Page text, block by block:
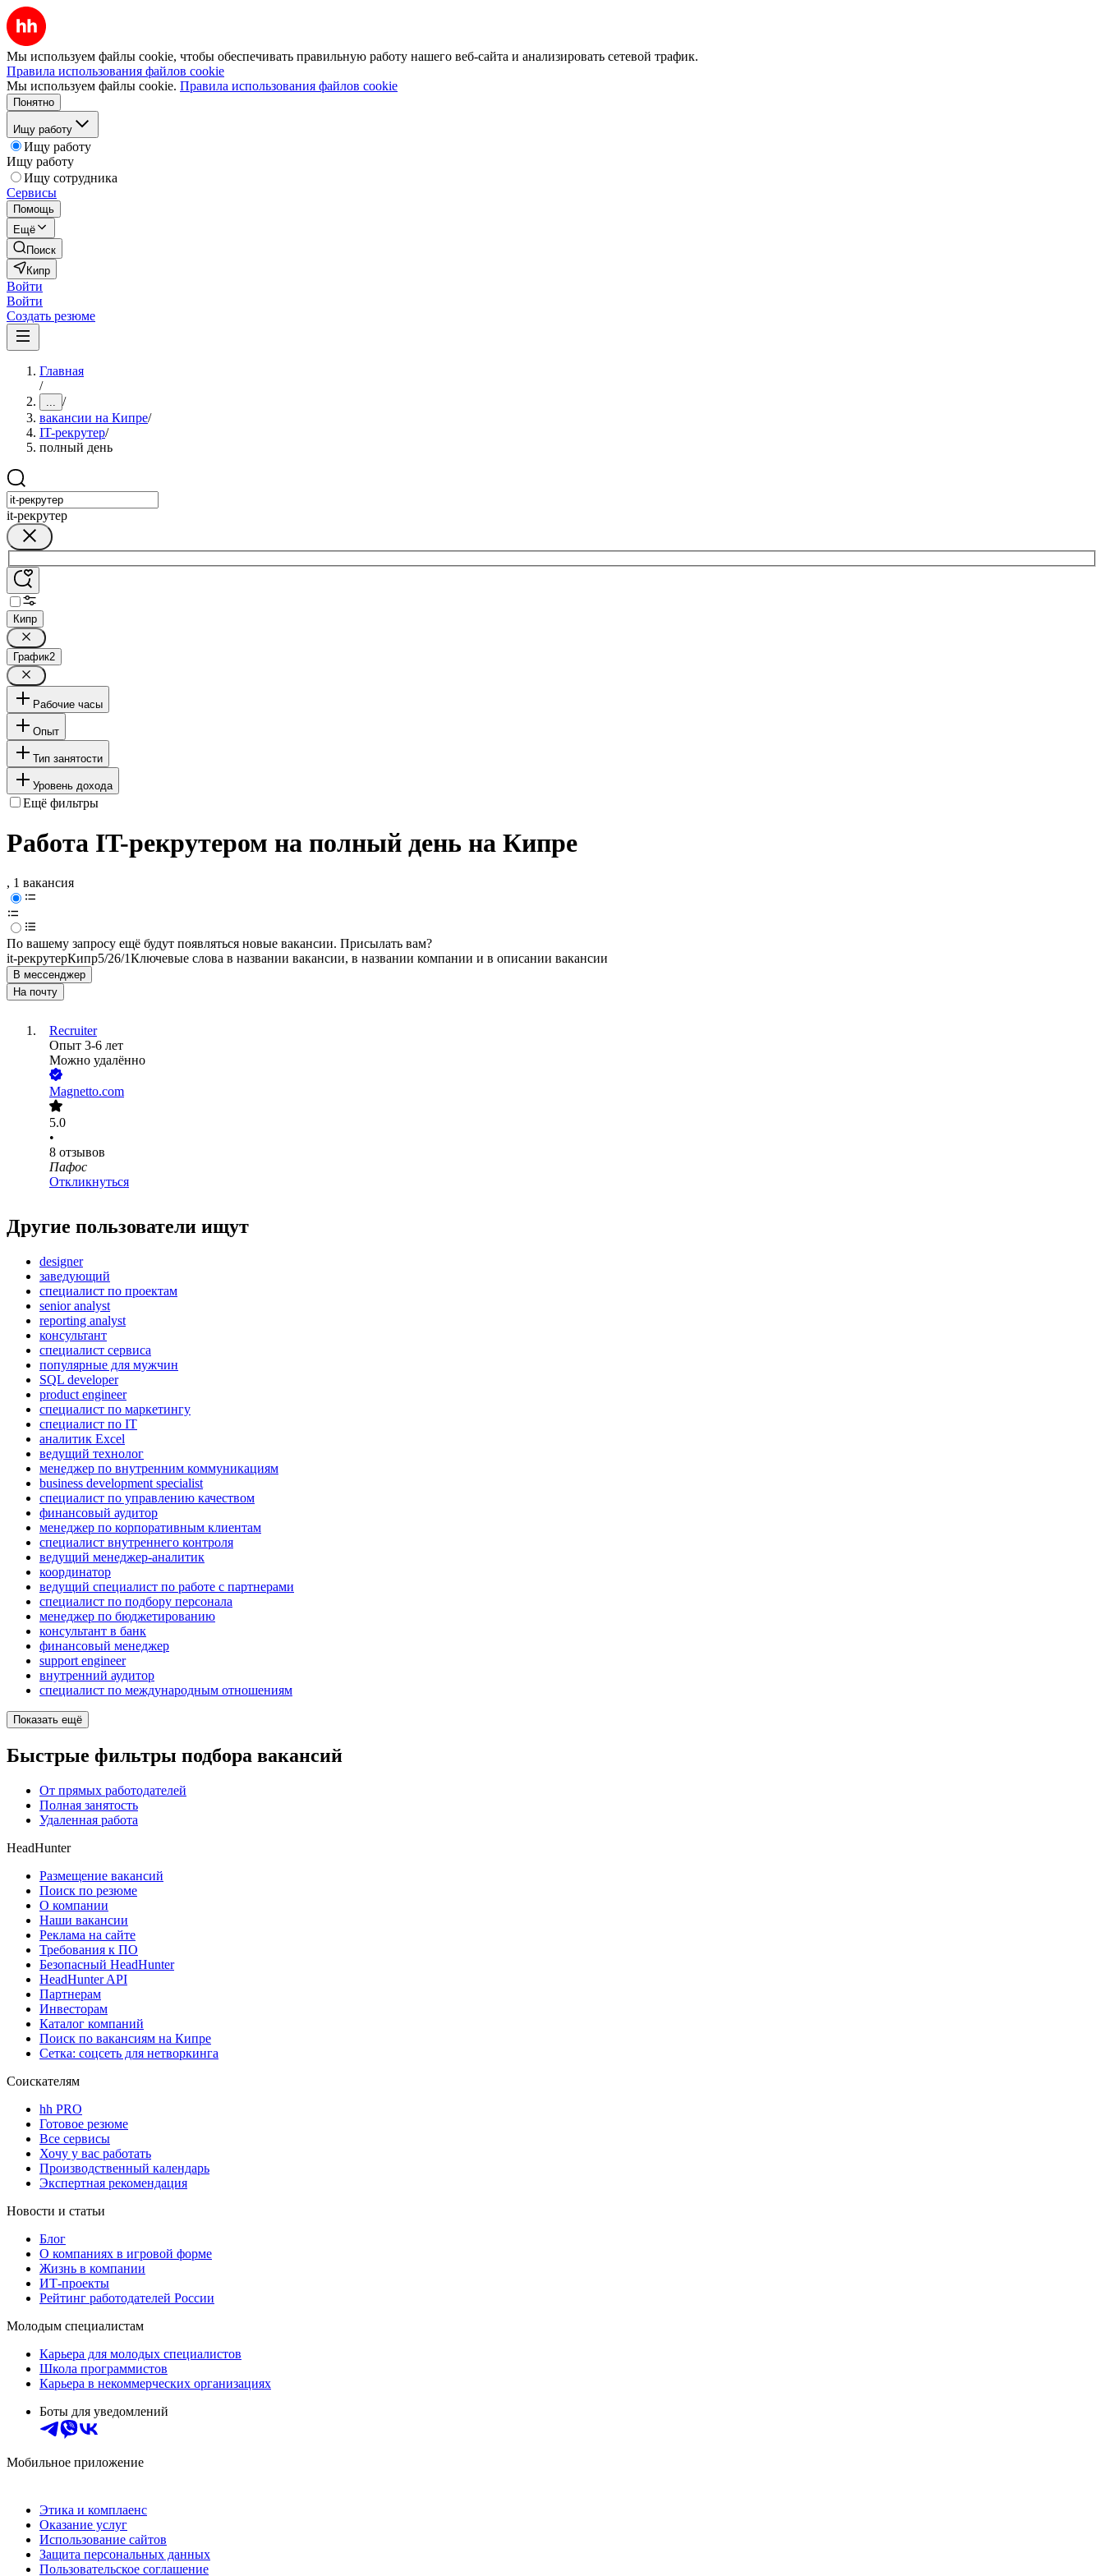
Мы используем файлы cookie, чтобы обеспечивать правильную работу нашего веб-сайта и анализировать сетевой трафик.
Правила использования файлов cookie
Мы используем файлы cookie. Правила использования файлов cookie
Понятно
Ищу работу
Ищу работу
Ищу работу
Ищу сотрудника
Сервисы
Помощь
Ещё
Поиск
Кипр
Войти
Войти
Создать резюме
Главная
/
... /
вакансии на Кипре/
IT-рекрутер/
полный день
it-рекрутер
Кипр
График2
Рабочие часы
Опыт
Тип занятости
Уровень дохода
Ещё фильтры
Работа IT-рекрутером на полный день на Кипре
, 1 вакансия
По вашему запросу ещё будут появляться новые вакансии. Присылать вам?
it-рекрутерКипр5/26/1Ключевые слова в названии вакансии, в названии компании и в описании вакансии
В мессенджер
На почту
Recruiter
Опыт 3-6 лет
Можно удалённо
Magnetto.com
5.0
•
8 отзывов
Пафос
Откликнуться
Другие пользователи ищут
designer
заведующий
специалист по проектам
senior analyst
reporting analyst
консультант
специалист сервиса
популярные для мужчин
SQL developer
product engineer
специалист по маркетингу
специалист по IT
аналитик Excel
ведущий технолог
менеджер по внутренним коммуникациям
business development specialist
специалист по управлению качеством
финансовый аудитор
менеджер по корпоративным клиентам
специалист внутреннего контроля
ведущий менеджер-аналитик
координатор
ведущий специалист по работе с партнерами
специалист по подбору персонала
менеджер по бюджетированию
консультант в банк
финансовый менеджер
support engineer
внутренний аудитор
специалист по международным отношениям
Показать ещё
Быстрые фильтры подбора вакансий
От прямых работодателей
Полная занятость
Удаленная работа
HeadHunter
Размещение вакансий
Поиск по резюме
О компании
Наши вакансии
Реклама на сайте
Требования к ПО
Безопасный HeadHunter
HeadHunter API
Партнерам
Инвесторам
Каталог компаний
Поиск по вакансиям на Кипре
Сетка: соцсеть для нетворкинга
Соискателям
hh PRO
Готовое резюме
Все сервисы
Хочу у вас работать
Производственный календарь
Экспертная рекомендация
Новости и статьи
Блог
О компаниях в игровой форме
Жизнь в компании
ИТ-проекты
Рейтинг работодателей России
Молодым специалистам
Карьера для молодых специалистов
Школа программистов
Карьера в некоммерческих организациях
Боты для уведомлений
Мобильное приложение
Этика и комплаенс
Оказание услуг
Использование сайтов
Защита персональных данных
Пользовательское соглашение